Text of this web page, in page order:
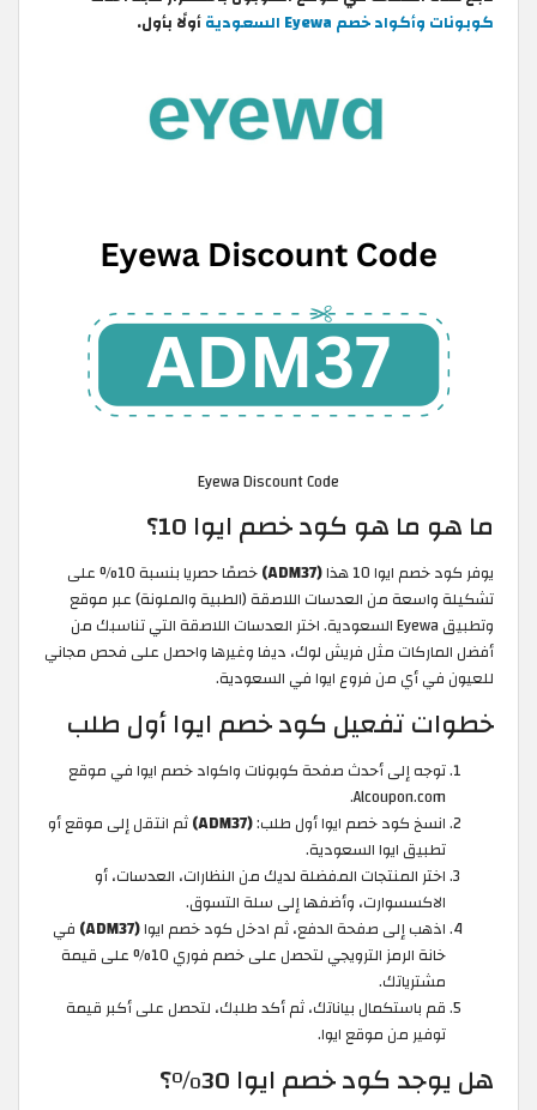
كوبونات وأكواد خصم Eyewa السعودية
أولًا بأول.
Eyewa Discount Code
ما هو ما هو كود خصم ايوا 10؟
يوفر كود خصم ايوا 10 هذا (ADM37)
خصمًا حصريا بنسبة 10% على
تشكيلة واسعة من العدسات اللاصقة (الطبية والملونة) عبر موقع
وتطبيق Eyewa السعودية. اختر العدسات اللاصقة التي تناسبك من
أفضل الماركات مثل فريش لوك، ديفا وغيرها واحصل على فحص مجاني
للعيون في أي من فروع ايوا في السعودية.
خطوات تفعيل كود خصم ايوا أول طلب
توجه إلى أحدث صفحة كوبونات واكواد خصم ايوا في موقع
Alcoupon.com.
انسخ كود خصم ايوا أول طلب:(ADM37)
ثم انتقل إلى موقع أو
تطبيق ايوا السعودية.
اختر المنتجات المفضلة لديك من النظارات، العدسات، أو
الاكسسوارت، وأضفها إلى سلة التسوق.
اذهب إلى صفحة الدفع، ثم ادخل كود خصم ايوا(ADM37)
في
خانة الرمز الترويجي لتحصل على خصم فوري 10% على قيمة
مشترياتك.
قم باستكمال بياناتك، ثم أكد طلبك، لتحصل على أكبر قيمة
توفير من موقع ايوا.
هل يوجد كود خصم ايوا 30%؟